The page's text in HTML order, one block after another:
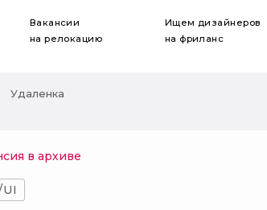
Вакансии
на релокацию
Ищем дизайнеров
на фриланс
Удаленка
в архиве